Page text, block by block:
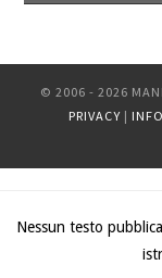
© 2006 - 2026
PRIVACY |
Nessun testo